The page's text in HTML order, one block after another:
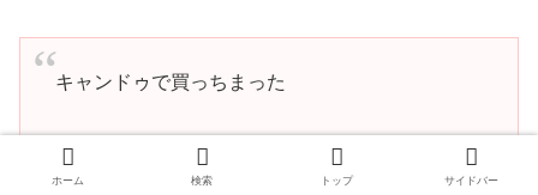
キャンドゥで買っちまった
かわいいw #キャンドゥ #ディズニー
#デ
イジー
pic.twitter.com/HaG2dwV04O
ホーム 検索 トップ サイドバー